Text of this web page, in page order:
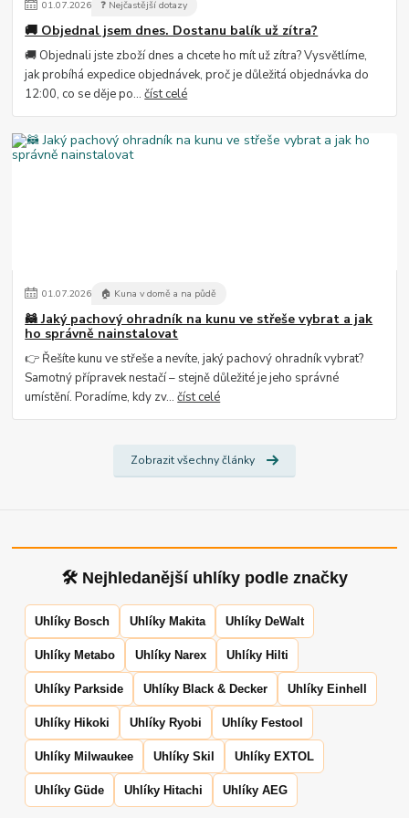
01.07.2026 ❓ Nejčastější dotazy
🚚 Objednal jsem dnes. Dostanu balík už zítra?
🚚 Objednali jste zboží dnes a chcete ho mít už zítra? Vysvětlíme,
jak probíhá expedice objednávek, proč je důležitá objednávka do
12:00, co se děje po...číst celé
01.07.2026 🏠 Kuna v domě a na půdě
🦝 Jaký pachový ohradník na kunu ve střeše vybrat a jak
ho správně nainstalovat
👉 Řešíte kunu ve střeše a nevíte, jaký pachový ohradník vybrat?
Samotný přípravek nestačí – stejně důležité je jeho správné
umístění. Poradíme, kdy zv...číst celé
Zobrazit všechny články
🛠 Nejhledanější uhlíky podle značky
Uhlíky Bosch Uhlíky Makita Uhlíky DeWalt
Uhlíky Metabo Uhlíky Narex Uhlíky Hilti
Uhlíky Parkside Uhlíky Black & Decker Uhlíky Einhell
Uhlíky Hikoki Uhlíky Ryobi Uhlíky Festool
Uhlíky Milwaukee Uhlíky Skil Uhlíky EXTOL
Uhlíky Güde Uhlíky Hitachi Uhlíky AEG